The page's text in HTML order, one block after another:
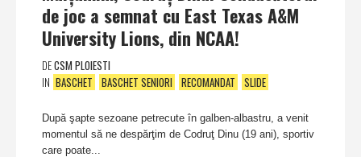
de joc a semnat cu East Texas A&M
University Lions, din NCAA!
DECSM PLOIESTI
IN BASCHET BASCHET SENIORI RECOMANDAT SLIDE
După şapte sezoane petrecute în galben-albastru, a venit
momentul să ne despărţim de Codruţ Dinu (19 ani), sportiv
care poate...